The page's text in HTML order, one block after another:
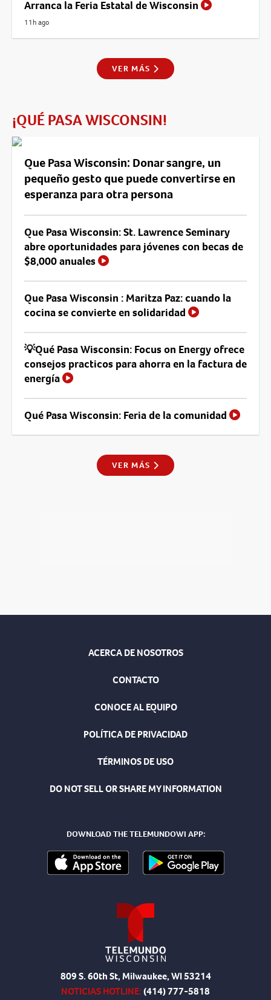
Arranca la Feria Estatal de Wisconsin
11h ago
VER MÁS
¡QUÉ PASA WISCONSIN!
Que Pasa Wisconsin: Donar sangre, un
pequeño gesto que puede convertirse en
esperanza para otra persona
Que Pasa Wisconsin: St. Lawrence Seminary
abre oportunidades para jóvenes con becas de
$8,000 anuales
Que Pasa Wisconsin : Maritza Paz: cuando la
cocina se convierte en solidaridad
💡Qué Pasa Wisconsin: Focus on Energy ofrece
consejos practicos para ahorra en la factura de
energía
Qué Pasa Wisconsin: Feria de la comunidad
VER MÁS
ACERCA DE NOSOTROS
CONTACTO
CONOCE AL EQUIPO
POLÍTICA DE PRIVACIDAD
TÉRMINOS DE USO
DO NOT SELL OR SHARE MY INFORMATION
DOWNLOAD THE TELEMUNDOWI APP:
809 S. 60th St, Milwaukee, WI 53214
NOTICIAS HOTLINE:(414) 777-5818